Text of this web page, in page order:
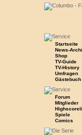
Startseite
News-
Shop
TV-Guide
TV-History
Umfragen
Gästebuch
Forum
Mitglieder
Spiele
Comics